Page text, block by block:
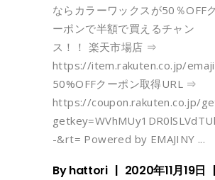
ならカラーワックスが50％OFFク
ーポンで半額で買えるチャン
ス！！ 楽天市場店 ⇒
https://item.rakuten.co.jp/
50%OFFクーポン取得URL ⇒
https://coupon.rakuten.co.jp/
-&rt= Powered by EMAJINY
Byhattori
2020年11月19日